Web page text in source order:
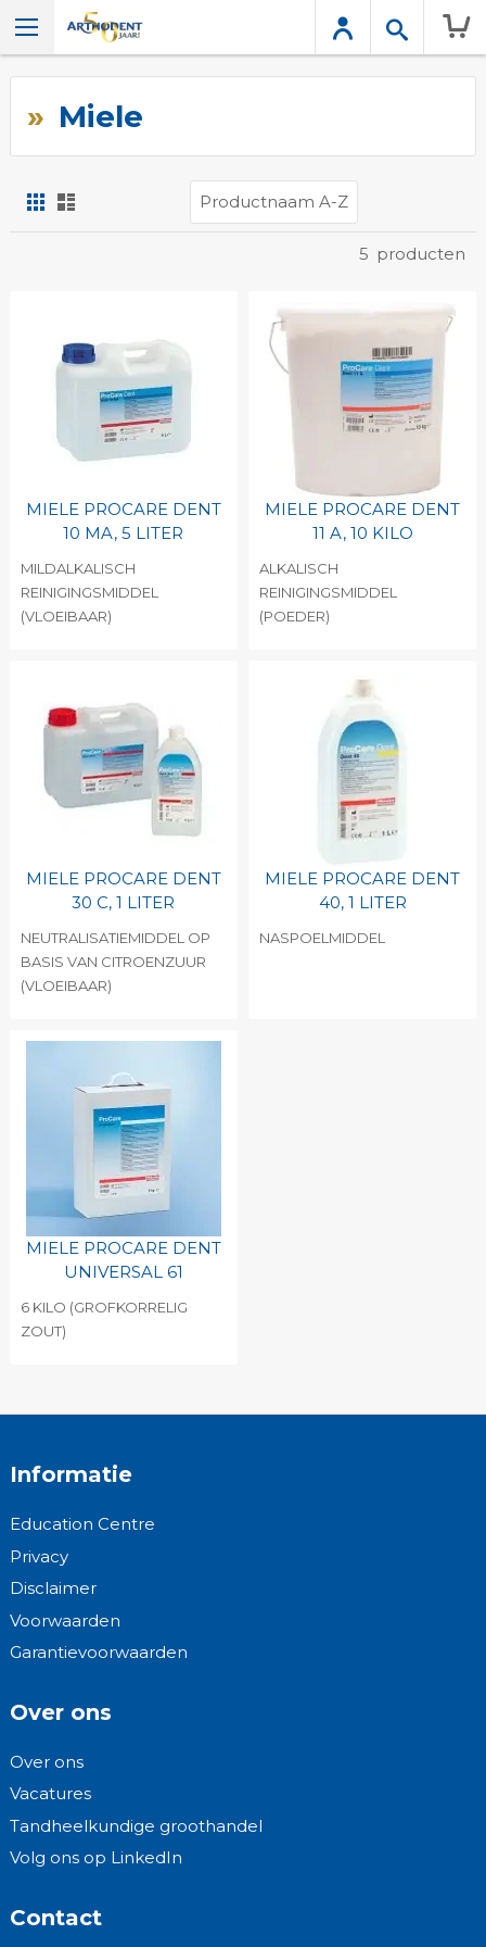
Miele
Foto-
tabel
5 producten
MIELE PROCARE DENT
10 MA, 5 LITER
MILDALKALISCH
REINIGINGSMIDDEL
(VLOEIBAAR)
MIELE PROCARE DENT
11 A, 10 KILO
ALKALISCH
REINIGINGSMIDDEL
(POEDER)
MIELE PROCARE DENT
30 C, 1 LITER
NEUTRALISATIEMIDDEL OP
BASIS VAN CITROENZUUR
(VLOEIBAAR)
MIELE PROCARE DENT
40, 1 LITER
NASPOELMIDDEL
MIELE PROCARE DENT
UNIVERSAL 61
6 KILO (GROFKORRELIG
ZOUT)
Informatie
Education Centre
Privacy
Disclaimer
Voorwaarden
Garantievoorwaarden
Over ons
Over ons
Vacatures
Tandheelkundige groothandel
Volg ons op LinkedIn
Contact